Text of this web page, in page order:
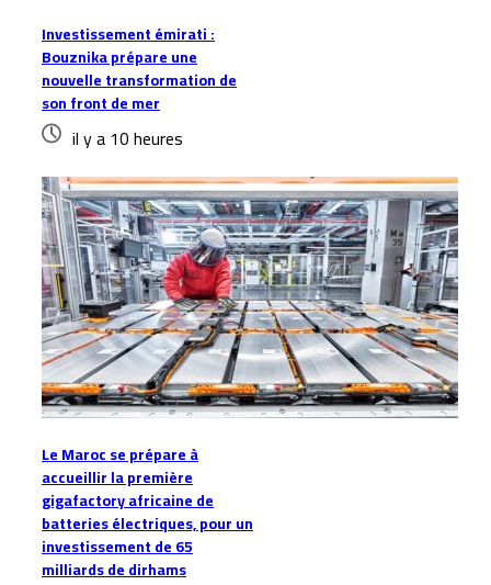
Investissement émirati :
Bouznika prépare une
nouvelle transformation de
son front de mer
il y a 10 heures
Le Maroc se prépare à
accueillir la première
gigafactory africaine de
batteries électriques, pour un
investissement de 65
milliards de dirhams